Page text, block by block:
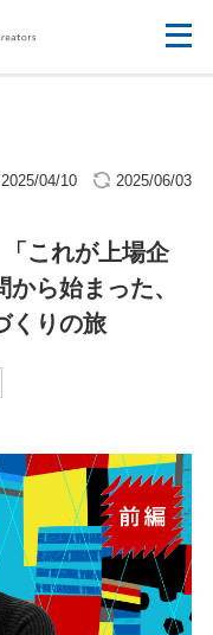
2025/04/10 2025/06/03
これが上場企
ら始まった、
くりの旅